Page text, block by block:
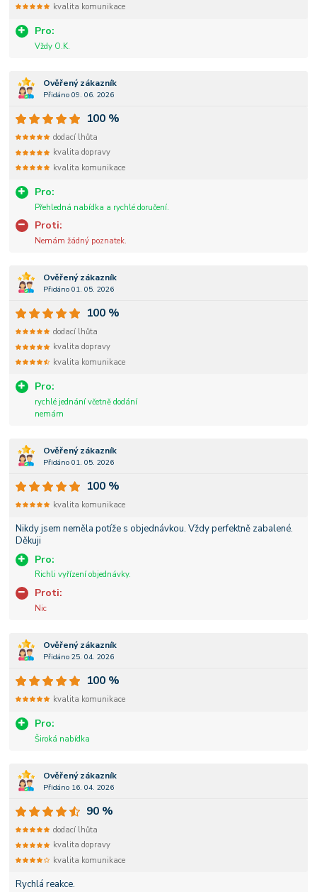
Pro:
Vždy O.K.
kvalita komunikace
Ověřený zákazník
Přidáno 09. 06. 2026
Pro:
Přehledná nabídka a rychlé doručení.
Proti:
Nemám žádný poznatek.
100 %
dodací lhůta
kvalita dopravy
kvalita komunikace
Ověřený zákazník
Přidáno 01. 05. 2026
Pro:
rychlé jednání včetně dodání
nemám
100 %
dodací lhůta
kvalita dopravy
kvalita komunikace
Ověřený zákazník
Přidáno 01. 05. 2026
Nikdy jsem neměla potíže s objednávkou. Vždy perfektně zabalené.
Děkuji
Pro:
Richli vyřízení objednávky.
Proti:
Nic
100 %
kvalita komunikace
Ověřený zákazník
Přidáno 25. 04. 2026
Pro:
Široká nabídka
100 %
kvalita komunikace
Ověřený zákazník
Přidáno 16. 04. 2026
Rychlá reakce.
90 %
dodací lhůta
kvalita dopravy
kvalita komunikace